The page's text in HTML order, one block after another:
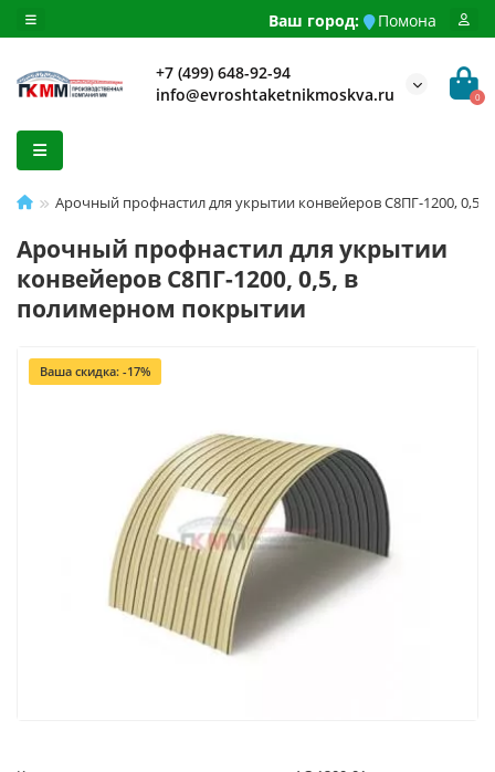
Ваш город: Помона
+7 (499) 648-92-94
info@evroshtaketnikmoskva.ru
0
Арочный профнастил для укрытии конвейеров С8ПГ-1200,
Арочный профнастил для укрытии
конвейеров С8ПГ-1200, 0,5, в
полимерном покрытии
Ваша скидка: -17%